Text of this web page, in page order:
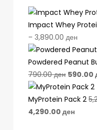
Impact Whey
– 3,890.00 ден
Powdered Peanut
790.00ден 590.00
MyProtein Pack 2
4,290.00 ден